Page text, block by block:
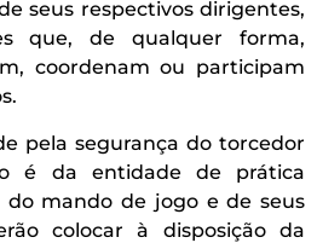
seus respectivos dirigentes,
que, de qualquer forma,
coordenam ou participam
pela segurança do torcedor
é da entidade de prática
mando de jogo e de seus
colocar à disposição da